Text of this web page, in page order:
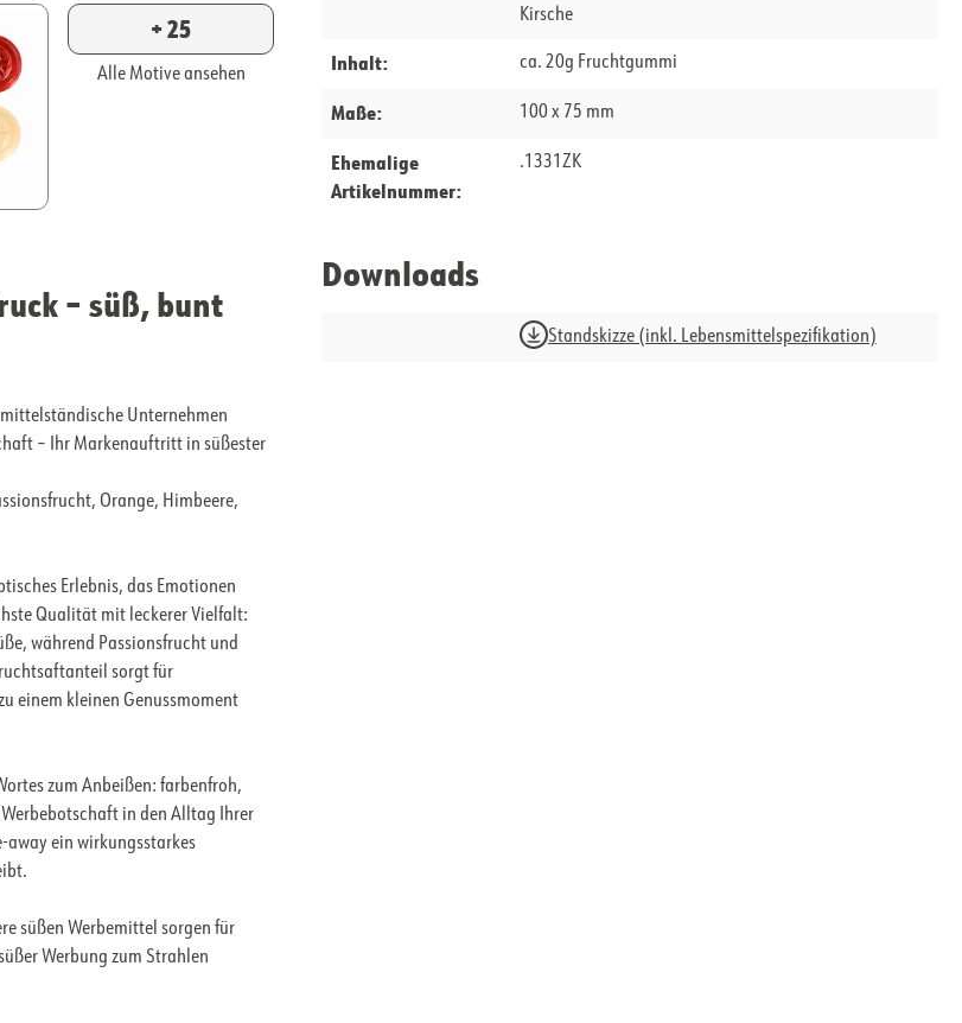
+ 25
Alle Motive ansehen
– süß, bunt
Unternehmen
– Ihr Markenauftritt in süßester
Orange, Himbeere,
Erlebnis, das Emotionen
Qualität mit leckerer Vielfalt:
während Passionsfrucht und
sorgt für
einem kleinen Genussmoment
zum Anbeißen: farbenfroh,
in den Alltag Ihrer
away ein wirkungsstarkes
süßen Werbemittel sorgen für
Werbung zum Strahlen
Kirsche
Inhalt: ca. 20g Fruchtgummi
Maße: 100 x 75 mm
Ehemalige
Artikelnummer:
.1331ZK
Downloads
Standskizze (inkl. Lebensmittelspezifikation)